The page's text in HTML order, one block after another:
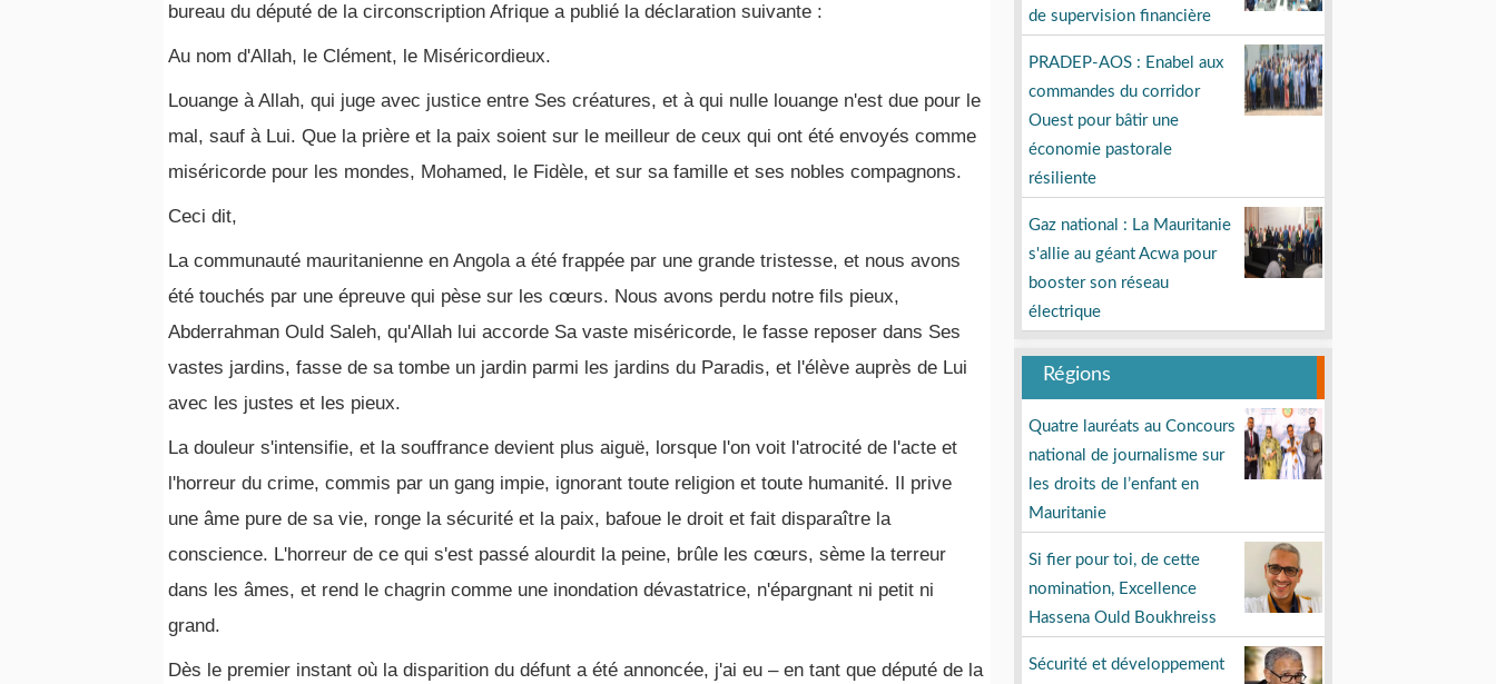
de supervision financière
PRADEP-AOS : Enabel aux
commandes du corridor
Ouest pour bâtir une
économie pastorale
résiliente
Gaz national : La Mauritanie
s'allie au géant Acwa pour
booster son réseau
électrique
Régions
Quatre lauréats au Concours
national de journalisme sur
les droits de l’enfant en
Mauritanie
Si fier pour toi, de cette
nomination, Excellence
Hassena Ould Boukhreiss
Sécurité et développement
bureau du député de la circonscription Afrique a publié la déclaration suivante :
Au nom d'Allah, le Clément, le Miséricordieux.
Louange à Allah, qui juge avec justice entre Ses créatures, et à qui nulle louange n'est due pour le
mal, sauf à Lui. Que la prière et la paix soient sur le meilleur de ceux qui ont été envoyés comme
miséricorde pour les mondes, Mohamed, le Fidèle, et sur sa famille et ses nobles compagnons.
Ceci dit,
La communauté mauritanienne en Angola a été frappée par une grande tristesse, et nous avons
été touchés par une épreuve qui pèse sur les cœurs. Nous avons perdu notre fils pieux,
Abderrahman Ould Saleh, qu'Allah lui accorde Sa vaste miséricorde, le fasse reposer dans Ses
vastes jardins, fasse de sa tombe un jardin parmi les jardins du Paradis, et l'élève auprès de Lui
avec les justes et les pieux.
La douleur s'intensifie, et la souffrance devient plus aiguë, lorsque l'on voit l'atrocité de l'acte et
l'horreur du crime, commis par un gang impie, ignorant toute religion et toute humanité. Il prive
une âme pure de sa vie, ronge la sécurité et la paix, bafoue le droit et fait disparaître la
conscience. L'horreur de ce qui s'est passé alourdit la peine, brûle les cœurs, sème la terreur
dans les âmes, et rend le chagrin comme une inondation dévastatrice, n'épargnant ni petit ni
grand.
Dès le premier instant où la disparition du défunt a été annoncée, j'ai eu – en tant que député de la